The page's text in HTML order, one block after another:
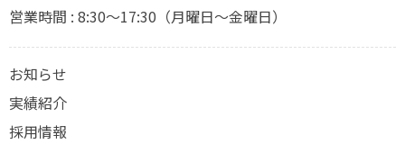
営業時間 : 8:30～17:30（月曜日～金曜日）
お知らせ
実績紹介
採用情報